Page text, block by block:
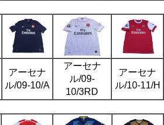
アーセナ
ル/09-10/A
アーセナ
ル/09-
10/3RD
アーセナ
ル/10-11/H